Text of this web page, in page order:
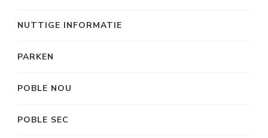
NUTTIGE INFORMATIE
PARKEN
POBLE NOU
POBLE SEC